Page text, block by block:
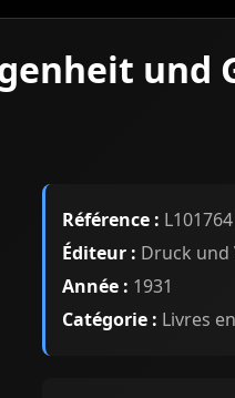
und
Référence : L101764
Éditeur : Druck und
Année : 1931
Catégorie : Livres